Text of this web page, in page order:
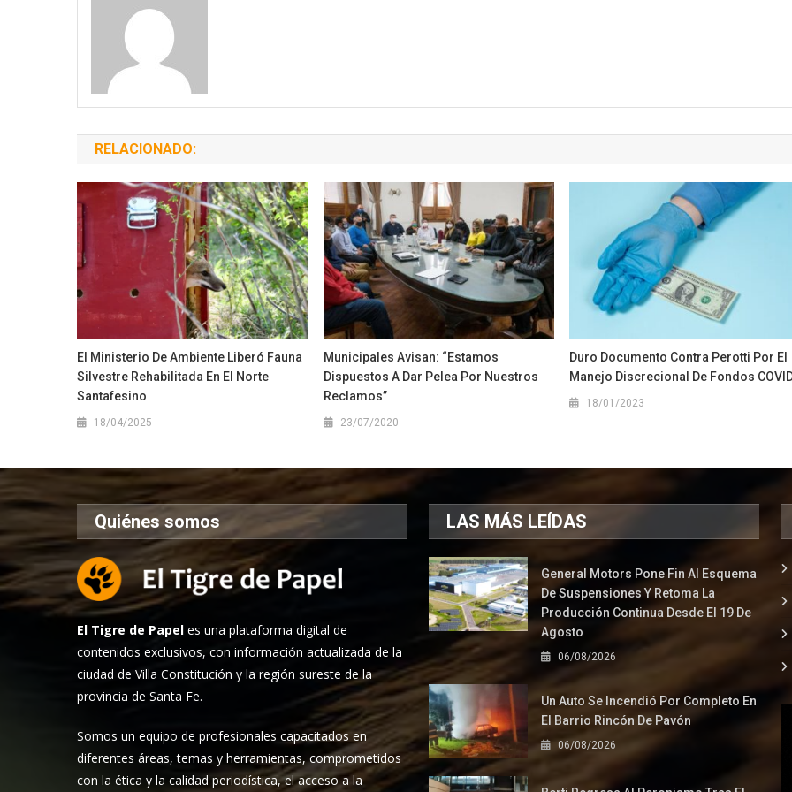
RELACIONADO:
El Ministerio De Ambiente Liberó Fauna
Silvestre Rehabilitada En El Norte
Santafesino
18/04/2025
Municipales Avisan: “estamos
Dispuestos A Dar Pelea Por Nuestros
Reclamos”
23/07/2020
Duro Documento Contra Perotti Por El
Manejo Discrecional De Fondos
18/01/2023
Quiénes somos
El Tigre de Papel es una plataforma digital de
contenidos exclusivos, con información actualizada de la
ciudad de Villa Constitución y la región sureste de la
provincia de Santa Fe.
Somos un equipo de profesionales capacitados en
diferentes áreas, temas y herramientas, comprometidos
con la ética y la calidad periodística, el acceso a la
LAS MÁS LEÍDAS
General Motors Pone Fin Al Esquema
De Suspensiones Y Retoma La
Producción Continua Desde El 19 De
Agosto
06/08/2026
Un Auto Se Incendió Por Completo En
El Barrio Rincón De Pavón
06/08/2026